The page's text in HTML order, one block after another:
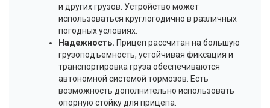
и других грузов. Устройство может
использоваться круглогодично в различных
погодных условиях.
Надежность. Прицеп рассчитан на большую
грузоподъемность, устойчивая фиксация и
транспортировка груза обеспечиваются
автономной системой тормозов. Есть
возможность дополнительно использовать
опорную стойку для прицепа.